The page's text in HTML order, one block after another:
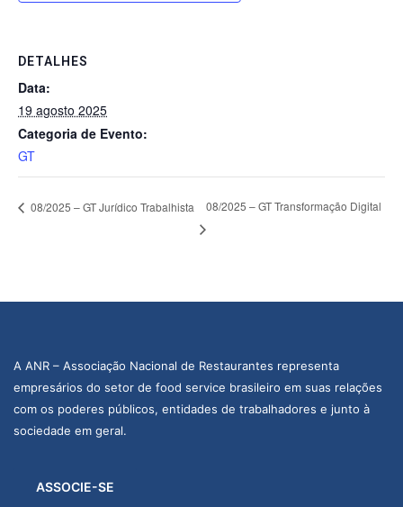
DETALHES
Data:
19 agosto 2025
Categoria de Evento:
GT
08/2025 – GT Jurídico Trabalhista 08/2025 – GT Transformação Digital
A ANR – Associação Nacional de Restaurantes representa
empresários do setor de food service brasileiro em suas relações
com os poderes públicos, entidades de trabalhadores e junto à
sociedade em geral.
ASSOCIE-SE